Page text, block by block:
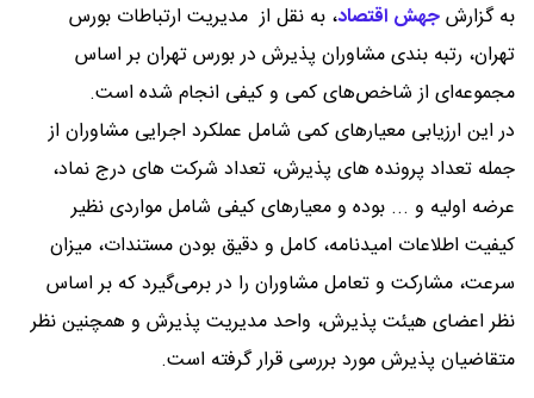
به گزارشجهش اقتصاد، به نقل از مدیریت ارتباطات بورس
تهران، رتبه بندی مشاوران پذیرش در بورس تهران بر اساس
مجموعه‌ای از شاخص‌های کمی و کیفی انجام شده است.
در این ارزیابی معیارهای کمی شامل عملکرد اجرایی مشاوران از
جمله تعداد پرونده های پذیرش، تعداد شرکت های درج نماد،
عرضه اولیه و ... بوده و معیارهای کیفی شامل مواردی نظیر
کیفیت اطلاعات امیدنامه، کامل و دقیق بودن مستندات، میزان
سرعت، مشارکت و تعامل مشاوران را در برمی‌گیرد که بر اساس
نظر اعضای هیئت پذیرش، واحد مدیریت پذیرش و همچنین نظر
متقاضیان پذیرش مورد بررسی قرار گرفته است.